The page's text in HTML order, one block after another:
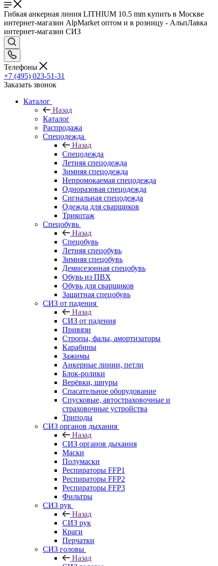
Гибкая анкерная линия LITHIUM 10.5 mm купить в Москве
интернет-магазин AlpMarket оптом и в розницу - АльпЛавка
интернет-магазин СИЗ
Телефоны
+7 (495) 023-51-31
Заказать звонок
Каталог
Назад
Каталог
Распродажа
Спецодежда
Назад
Спецодежда
Летняя спецодежда
Зимняя спецодежда
Непромокаемая спецодежда
Одноразовая спецодежда
Сигнальная спецодежда
Одежда для сварщиков
Трикотаж
Спецобувь
Назад
Спецобувь
Летняя спецобувь
Зимняя спецобувь
Демисезонная спецобувь
Обувь из ПВХ
Обувь для сварщиков
Защитная спецобувь
СИЗ от падения
Назад
СИЗ от падения
Привязи
Стропы, фалы, амортизаторы
Карабины
Зажимы
Анкерные линии, петли
Блок-ролики
Верёвки, шнуры
Спасательное оборудование
Спусковые, автостраховочные и
страховочные устройства
Триподы
СИЗ органов дыхания
Назад
СИЗ органов дыхания
Маски
Полумаски
Респираторы FFP1
Респираторы FFP2
Респираторы FFP3
Фильтры
СИЗ рук
Назад
СИЗ рук
Краги
Перчатки
СИЗ головы
Назад